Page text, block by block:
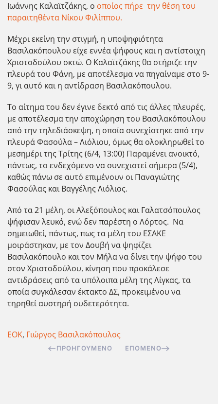
Ιωάννης Καλαϊτζάκης, ο οποίος πήρε την θέση του
παραιτηθέντα Νίκου Φιλίππου.
Μέχρι εκείνη την στιγμή, η υποψηφιότητα
Βασιλακόπουλου είχε εννέα ψήφους και η αντίστοιχη
Χριστοδούλου οκτώ. Ο Καλαϊτζάκης θα στήριζε την
πλευρά του Φάνη, με αποτέλεσμα να πηγαίναμε στο 9-
9, γι αυτό και η αντίδραση Βασιλακόπουλου.
Το αίτημα του δεν έγινε δεκτό από τις άλλες πλευρές,
με αποτέλεσμα την αποχώρηση του Βασιλακόπουλου
από την τηλεδιάσκεψη, η οποία συνεχίστηκε από την
πλευρά Φασούλα – Λιόλιου, όμως θα ολοκληρωθεί το
μεσημέρι της Τρίτης (6/4, 13:00) Παραμένει ανοικτό,
πάντως, το ενδεχόμενο να συνεχιστεί σήμερα (5/4),
καθώς πάνω σε αυτό επιμένουν οι Παναγιώτης
Φασούλας και Βαγγέλης Λιόλιος.
Από τα 21 μέλη, οι Αλεξόπουλος και Γαλατσόπουλος
ψήφισαν λευκό, ενώ δεν παρέστη ο Λόρτος. Να
σημειωθεί, πάντως, πως τα μέλη του ΕΣΑΚΕ
μοιράστηκαν, με τον Δουβή να ψηφίζει
Βασιλακόπουλο και τον Μήλα να δίνει την ψήφο του
στον Χριστοδούλου, κίνηση που προκάλεσε
αντιδράσεις από τα υπόλοιπα μέλη της Λίγκας, τα
οποία συγκάλεσαν έκτακτο ΔΣ, προκειμένου να
τηρηθεί αυστηρή ουδετερότητα.
ΕΟΚ, Γιώργος Βασιλακόπουλος
ΠΡΟΗΓΟΎΜΕΝΟ ΕΠΌΜΕΝΟ